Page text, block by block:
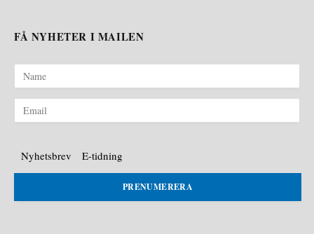
FÅ NYHETER I MAILEN
Nyhetsbrev E-tidning
PRENUMERERA